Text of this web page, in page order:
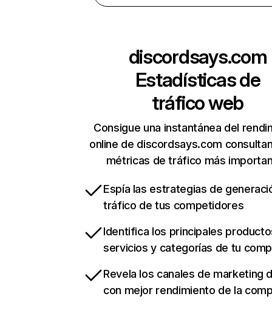
discordsays.com
Estadísticas de
tráfico web
Consigue una instantánea del
online de discordsays.com
métricas de tráfico más
Espía las estrategias de
tráfico de tus competidores
Identifica los principales
servicios y categorías de tu
Revela los canales de marketing
con mejor rendimiento de la